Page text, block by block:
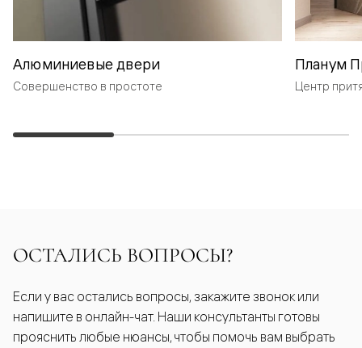
Алюминиевые двери
Совершенство в простоте
Планум
Центр
ОСТАЛИСЬ ВОПРОСЫ?
Если у вас остались вопросы, закажите звонок или
напишите в онлайн-чат. Наши консультанты готовы
прояснить любые нюансы, чтобы помочь вам выбрать